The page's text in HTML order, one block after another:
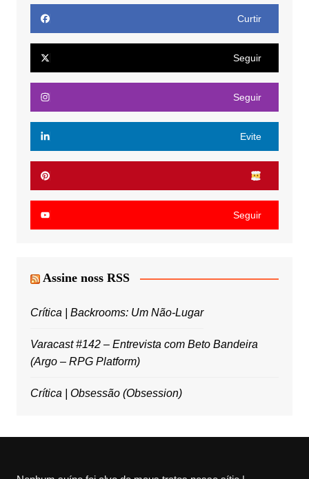
Curtir
Seguir
Seguir
Evite
Seguir
Assine noss RSS
Crítica | Backrooms: Um Não-Lugar
Varacast #142 – Entrevista com Beto Bandeira
(Argo – RPG Platform)
Crítica | Obsessão (Obsession)